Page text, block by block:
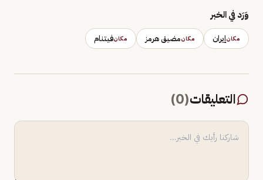
وَرَد في الخبر
مكانإيران مكانمضيق هرمز مكانفيتنام
التعليقات(
0
)